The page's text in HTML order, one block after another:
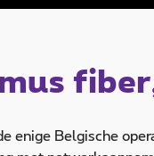
enige Belgische